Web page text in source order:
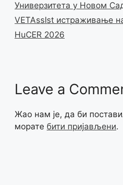
Универзитета у Новом
VETAssIst истраживање
HuCER 2026
Leave a
Жао нам је, да би
морате бити пријављени.